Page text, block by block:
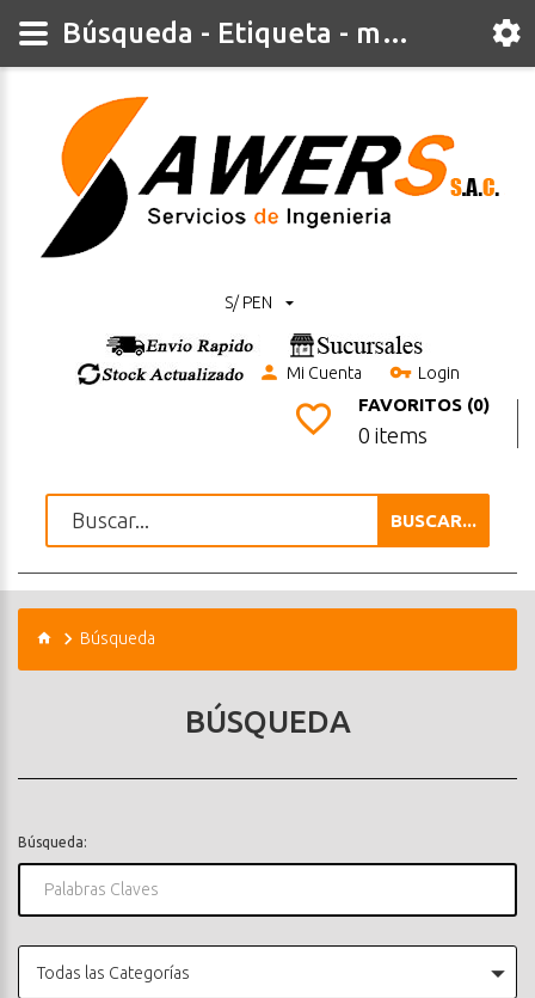
S/ PEN
Mi Cuenta Login
FAVORITOS (0)
0 items
BUSCAR...
Búsqueda
BÚSQUEDA
Búsqueda:
Todas las Categorías
Búsqueda - Etiqueta - module